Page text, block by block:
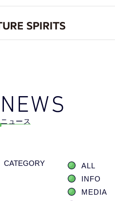
NEWS
ニュース
CATEGORY ALL
INFO
MEDIA